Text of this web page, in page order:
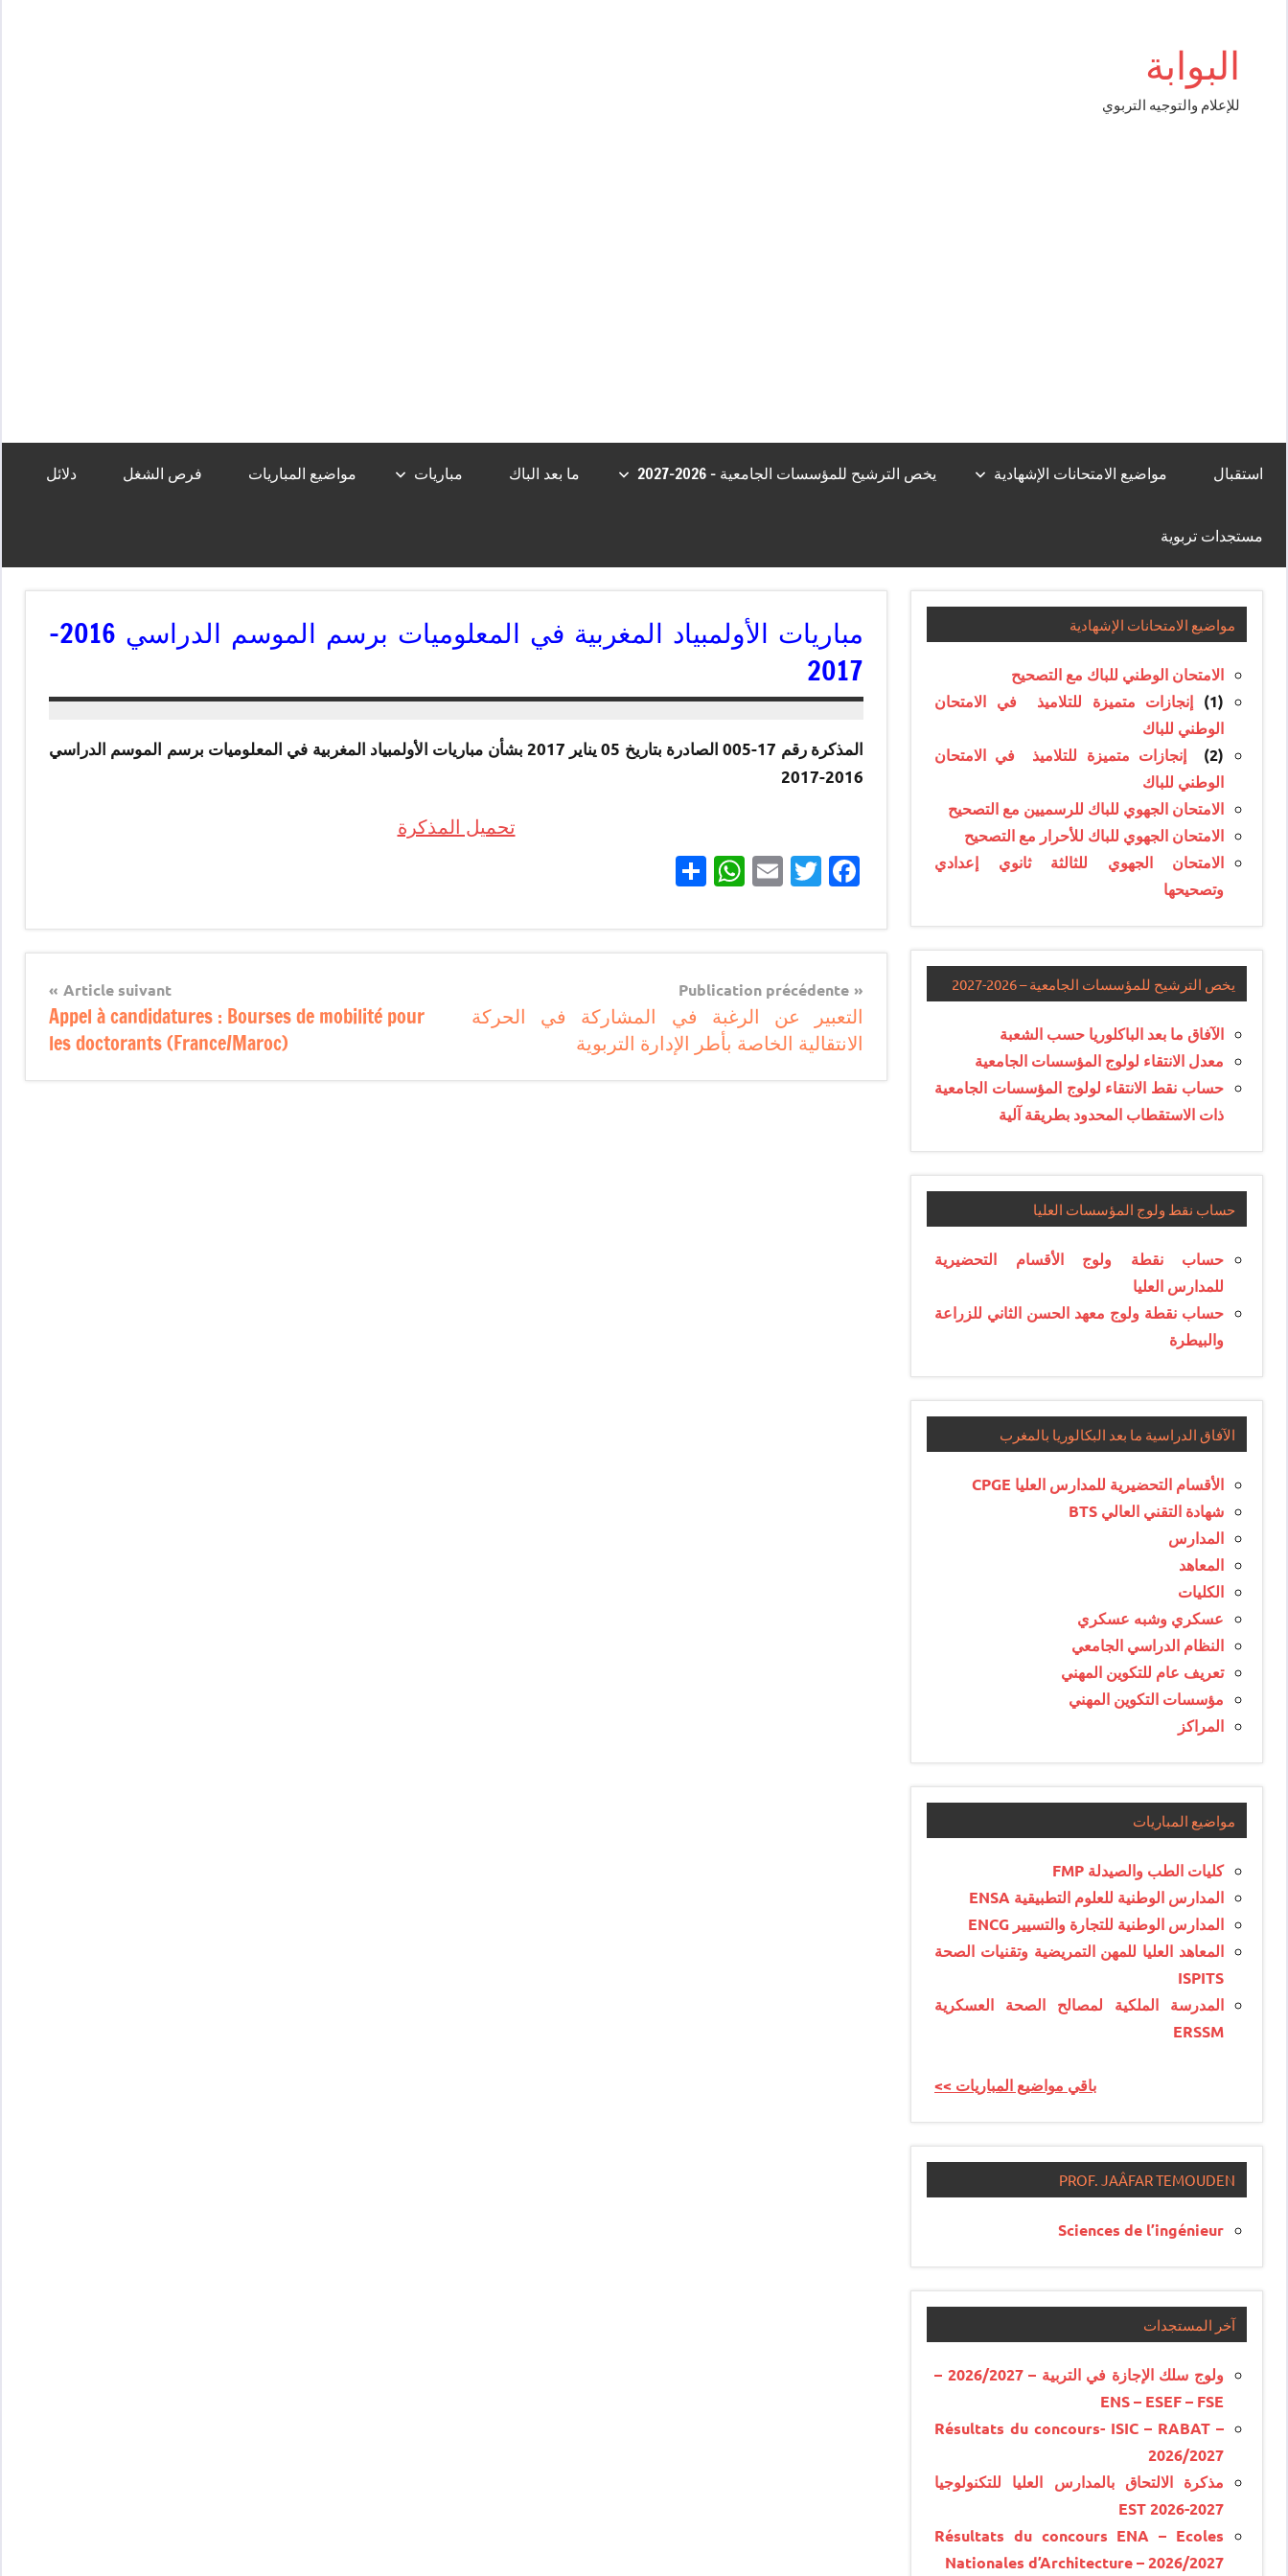
البوابة
للإعلام والتوجيه التربوي
استقبال مواضيع الامتحانات الإشهادية يخص الترشيح للمؤسسات الجامعية – 2026-2027 ما بعد الباك مباريات مواضيع المباريات فرص الشغل دلائل
مستجدات تربوية
مباريات الأولمبياد المغربية في المعلوميات برسم الموسم الدراسي 2016-
2017
المذكرة رقم 17-005 الصادرة بتاريخ 05 يناير 2017 بشأن مباريات الأولمبياد المغربية في المعلوميات برسم الموسم الدراسي
2016-2017
تحميل المذكرة
Facebook
Twitter
Email
WhatsApp
Navigation
de
l’article
Publication précédente
التعبير عن الرغبة في المشاركة في الحركة
الانتقالية الخاصة بأطر الإدارة التربوية
Article suivant
Appel à candidatures : Bourses de mobilité pour
les doctorants (France/Maroc)
مواضيع الامتحانات الإشهادية
الامتحان الوطني للباك مع التصحيح
(1)
إنجازات متميزة للتلاميذ في الامتحان
الوطني للباك
(2)
إنجازات متميزة للتلاميذ في الامتحان
الوطني للباك
الامتحان الجهوي للباك للرسميين مع التصحيح
الامتحان الجهوي للباك للأحرار مع التصحيح
الامتحان الجهوي للثالثة ثانوي إعدادي
وتصحيحها
يخص الترشيح للمؤسسات الجامعية – 2026-2027
الآفاق ما بعد الباكلوريا حسب الشعبة
معدل الانتقاء لولوج المؤسسات الجامعية
حساب نقط الانتقاء لولوج المؤسسات الجامعية
ذات الاستقطاب المحدود بطريقة آلية
حساب نقط ولوج المؤسسات العليا
حساب نقطة ولوج الأقسام التحضيرية
للمدارس العليا
حساب نقطة ولوج معهد الحسن الثاني للزراعة
والبيطرة
الآفاق الدراسية ما بعد البكالوريا بالمغرب
الأقسام التحضيرية للمدارس العليا CPGE
شهادة التقني العالي BTS
المدارس
المعاهد
الكليات
عسكري وشبه عسكري
النظام الدراسي الجامعي
تعريف عام للتكوين المهني
مؤسسات التكوين المهني
المراكز
مواضيع المباريات
كليات الطب والصيدلة FMP
المدارس الوطنية للعلوم التطبيقية ENSA
المدارس الوطنية للتجارة والتسيير ENCG
المعاهد العليا للمهن التمريضية وتقنيات الصحة
ISPITS
المدرسة الملكية لمصالح الصحة العسكرية
ERSSM
<< باقي مواضيع المباريات
PROF. JAÂFAR TEMOUDEN
Sciences de l’ingénieur
آخر المستجدات
ولوج سلك الإجازة في التربية – 2026/2027 –
ENS – ESEF – FSE
Résultats du concours- ISIC – RABAT –
2026/2027
مذكرة الالتحاق بالمدارس العليا للتكنولوجيا
EST 2026-2027
Résultats du concours ENA – Ecoles
Nationales d’Architecture – 2026/2027